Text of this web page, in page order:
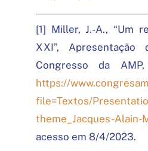
[1] Miller, J.-A., “Um
XXI”,
Congresso da
https://
file=Textos/
theme_Jacques-Alain-
acesso em 8/4/2023.